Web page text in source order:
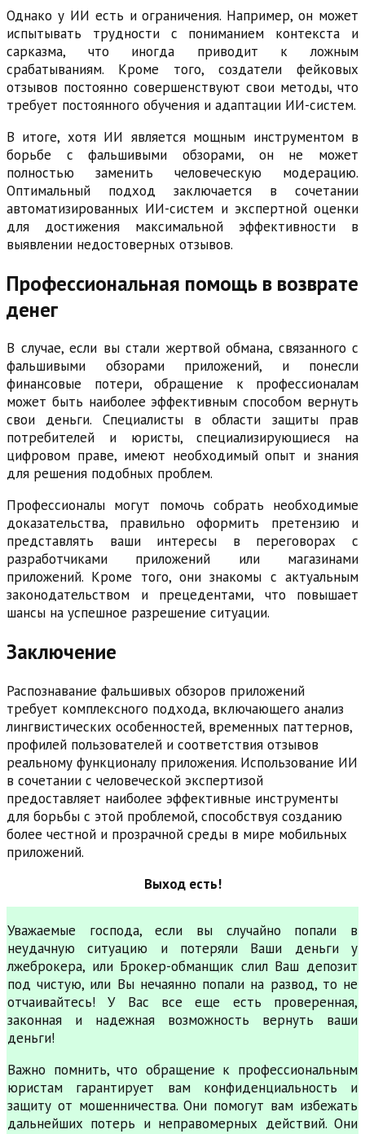
Однако у ИИ есть и ограничения. Например, он может
испытывать трудности с пониманием контекста и
сарказма, что иногда приводит к ложным
срабатываниям. Кроме того, создатели фейковых
отзывов постоянно совершенствуют свои методы, что
требует постоянного обучения и адаптации ИИ-систем.
В итоге, хотя ИИ является мощным инструментом в
борьбе с фальшивыми обзорами, он не может
полностью заменить человеческую модерацию.
Оптимальный подход заключается в сочетании
автоматизированных ИИ-систем и экспертной оценки
для достижения максимальной эффективности в
выявлении недостоверных отзывов.
Профессиональная помощь в возврате
денег
В случае, если вы стали жертвой обмана, связанного с
фальшивыми обзорами приложений, и понесли
финансовые потери, обращение к профессионалам
может быть наиболее эффективным способом вернуть
свои деньги. Специалисты в области защиты прав
потребителей и юристы, специализирующиеся на
цифровом праве, имеют необходимый опыт и знания
для решения подобных проблем.
Профессионалы могут помочь собрать необходимые
доказательства, правильно оформить претензию и
представлять ваши интересы в переговорах с
разработчиками приложений или магазинами
приложений. Кроме того, они знакомы с актуальным
законодательством и прецедентами, что повышает
шансы на успешное разрешение ситуации.
Заключение
Распознавание фальшивых обзоров приложений
требует комплексного подхода, включающего анализ
лингвистических особенностей, временных паттернов,
профилей пользователей и соответствия отзывов
реальному функционалу приложения. Использование ИИ
в сочетании с человеческой экспертизой
предоставляет наиболее эффективные инструменты
для борьбы с этой проблемой, способствуя созданию
более честной и прозрачной среды в мире мобильных
приложений.
Выход есть!
Уважаемые господа, если вы случайно попали в
неудачную ситуацию и потеряли Ваши деньги у
лжеброкера, или Брокер-обманщик слил Ваш депозит
под чистую, или Вы нечаянно попали на развод, то не
отчаивайтесь! У Вас все еще есть проверенная,
законная и надежная возможность вернуть ваши
деньги!
Важно помнить, что обращение к профессиональным
юристам гарантирует вам конфиденциальность и
защиту от мошенничества. Они помогут вам избежать
дальнейших потерь и неправомерных действий. Они